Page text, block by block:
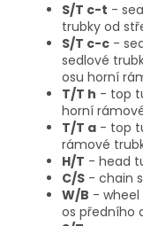
S/T c-t -
trubky od
S/T c-c -
sedlové
osu horní
T/T h - top
horní
T/T a - top
rámové
H/T - head
C/S - chain
W/B - wheel
os předního